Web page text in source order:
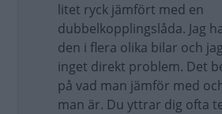
litet ryck jämfört med en
dubbelkopplingslåda. Jag
den i flera olika bilar och
inget direkt problem. Det
på vad man jämför med
man är. Du yttrar dig ofta